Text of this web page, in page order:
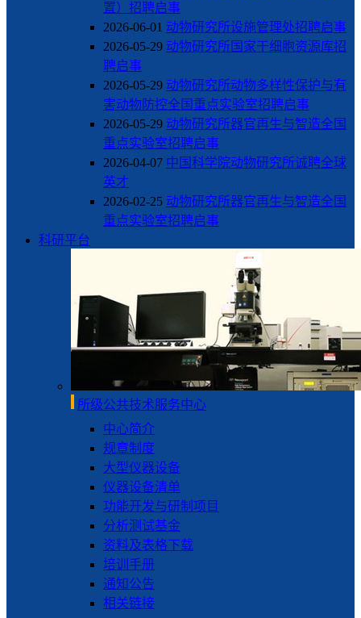
置）招聘启事
2026-06-01 动物研究所设施管理处招聘启事
2026-05-29 动物研究所国家干细胞资源库招
聘启事
2026-05-29 动物研究所动物多样性保护与有
害动物防控全国重点实验室招聘启事
2026-05-29 动物研究所器官再生与智造全国
重点实验室招聘启事
2026-04-07 中国科学院动物研究所诚聘全球
英才
2026-02-25 动物研究所器官再生与智造全国
重点实验室招聘启事
科研平台
所级公共技术服务中心
中心简介
规章制度
大型仪器设备
仪器设备清单
功能开发与研制项目
分析测试基金
资料及表格下载
培训手册
通知公告
相关链接